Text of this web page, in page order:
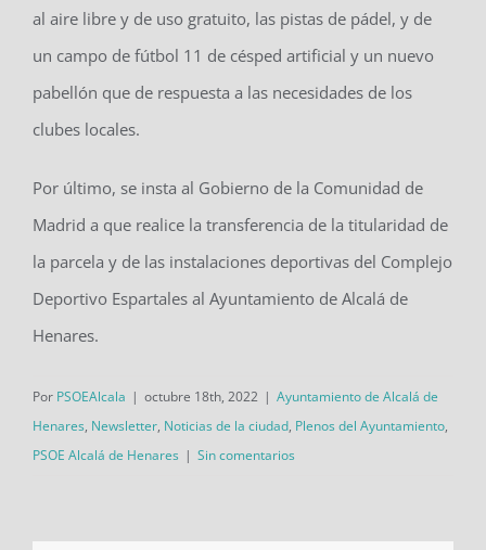
al aire libre y de uso gratuito, las pistas de pádel, y de
un campo de fútbol 11 de césped artificial y un nuevo
pabellón que de respuesta a las necesidades de los
clubes locales.
Por último, se insta al Gobierno de la Comunidad de
Madrid a que realice la transferencia de la titularidad de
la parcela y de las instalaciones deportivas del Complejo
Deportivo Espartales al Ayuntamiento de Alcalá de
Henares.
Por PSOEAlcala | octubre 18th, 2022 | Ayuntamiento de Alcalá de
Henares, Newsletter, Noticias de la ciudad, Plenos del Ayuntamiento,
PSOE Alcalá de Henares | Sin comentarios